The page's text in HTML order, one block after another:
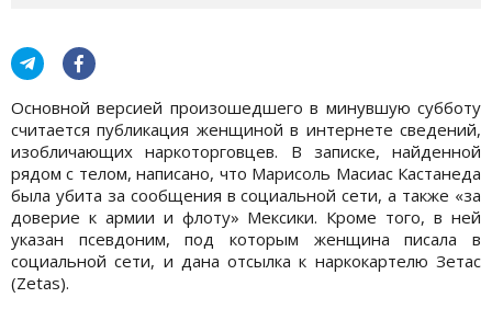
Основной версией произошедшего в минувшую субботу
считается публикация женщиной в интернете сведений,
изобличающих наркоторговцев. В записке, найденной
рядом с телом, написано, что Марисоль Масиас Кастанеда
была убита за сообщения в социальной сети, а также «за
доверие к армии и флоту» Мексики. Кроме того, в ней
указан псевдоним, под которым женщина писала в
социальной сети, и дана отсылка к наркокартелю Зетас
(Zetas).